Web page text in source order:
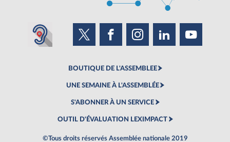
BOUTIQUE DE L'ASSEMBLEE
UNE SEMAINE À L'ASSEMBLÉE
S'ABONNER À UN SERVICE
OUTIL D'ÉVALUATION LEXIMPACT
©Tous droits réservés Assemblée nationale 2019